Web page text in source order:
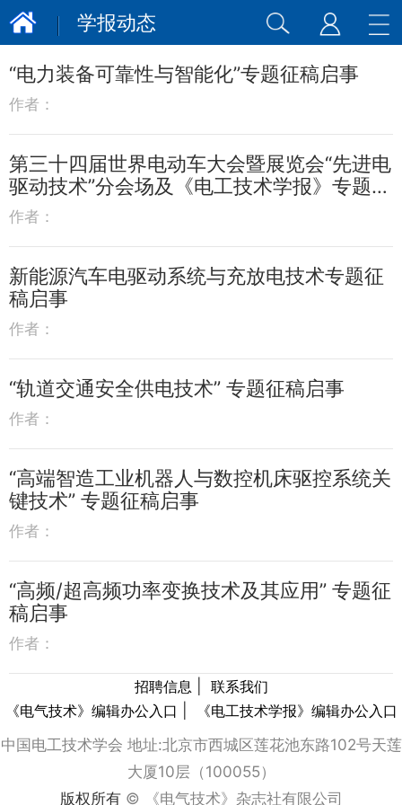
学报动态
“电力装备可靠性与智能化”专题征稿启事
作者：
第三十四届世界电动车大会暨展览会“先进电
驱动技术”分会场及《电工技术学报》专题征
稿
作者：
新能源汽车电驱动系统与充放电技术专题征
稿启事
作者：
“轨道交通安全供电技术” 专题征稿启事
作者：
“高端智造工业机器人与数控机床驱控系统关
键技术” 专题征稿启事
作者：
“高频/超高频功率变换技术及其应用” 专题征
稿启事
作者：
招聘信息
联系我们
《电气技术》编辑办公入口
《电工技术学报》编辑办公入口
中国电工技术学会 地址:北京市西城区莲花池东路102号天莲
大厦10层（100055）
版权所有© 《电气技术》杂志社有限公司